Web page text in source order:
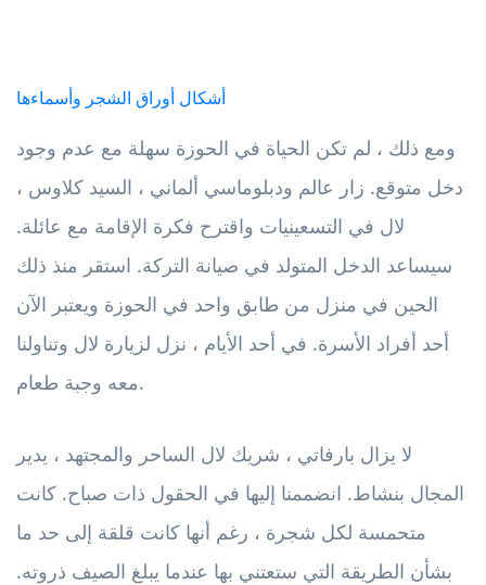
أشكال أوراق الشجر وأسماءها
ومع ذلك ، لم تكن الحياة في الحوزة سهلة مع عدم وجود
دخل متوقع. زار عالم ودبلوماسي ألماني ، السيد كلاوس ،
لال في التسعينيات واقترح فكرة الإقامة مع عائلة.
سيساعد الدخل المتولد في صيانة التركة. استقر منذ ذلك
الحين في منزل من طابق واحد في الحوزة ويعتبر الآن
أحد أفراد الأسرة. في أحد الأيام ، نزل لزيارة لال وتناولنا
معه وجبة طعام.
لا يزال بارفاتي ، شريك لال الساحر والمجتهد ، يدير
المجال بنشاط. انضممنا إليها في الحقول ذات صباح. كانت
متحمسة لكل شجرة ، رغم أنها كانت قلقة إلى حد ما
بشأن الطريقة التي ستعتني بها عندما يبلغ الصيف ذروته.